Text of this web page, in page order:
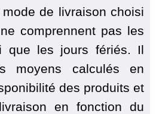
de livraison choisi
comprennent pas les
que les jours fériés. Il
moyens calculés en
des produits et
en fonction du